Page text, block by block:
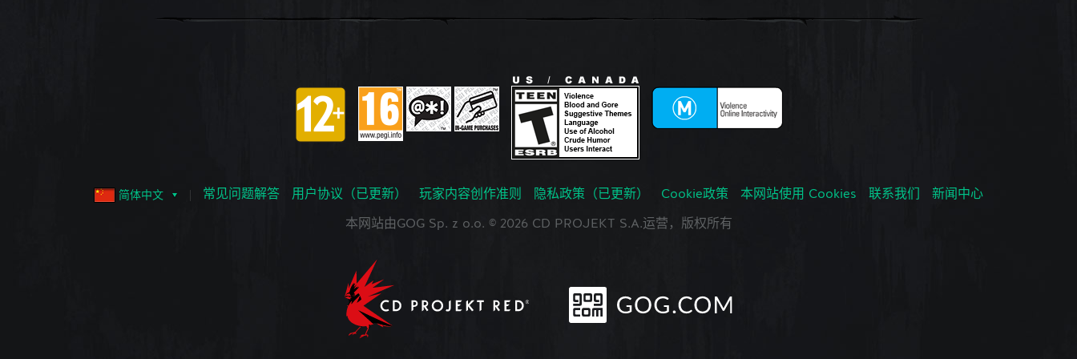
简体中文 常见问题解答 用户协议（已更新） 玩家内容创作准则 隐私政策（已更新） Cookie政策 本网站使用 Cookies 联系我们 新闻中心
本网站由GOG Sp. z o.o. © 2026 CD PROJEKT S.A.运营，版权所有